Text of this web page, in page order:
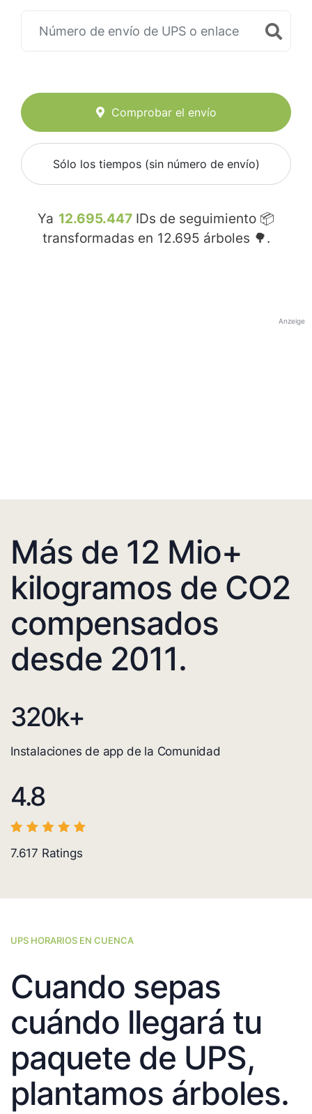
Comprobar el envío
Sólo los tiempos (sin número de envío)
Ya 12.695.447 IDs de seguimiento 📦
transformadas en 12.695 árboles 🌳.
Anzeige
Más de 12 Mio+
kilogramos de CO2
compensados
desde 2011.
320k+
Instalaciones de app de la Comunidad
4.8
7.617 Ratings
UPS HORARIOS EN CUENCA
Cuando sepas
cuándo llegará tu
paquete de UPS,
plantamos árboles.